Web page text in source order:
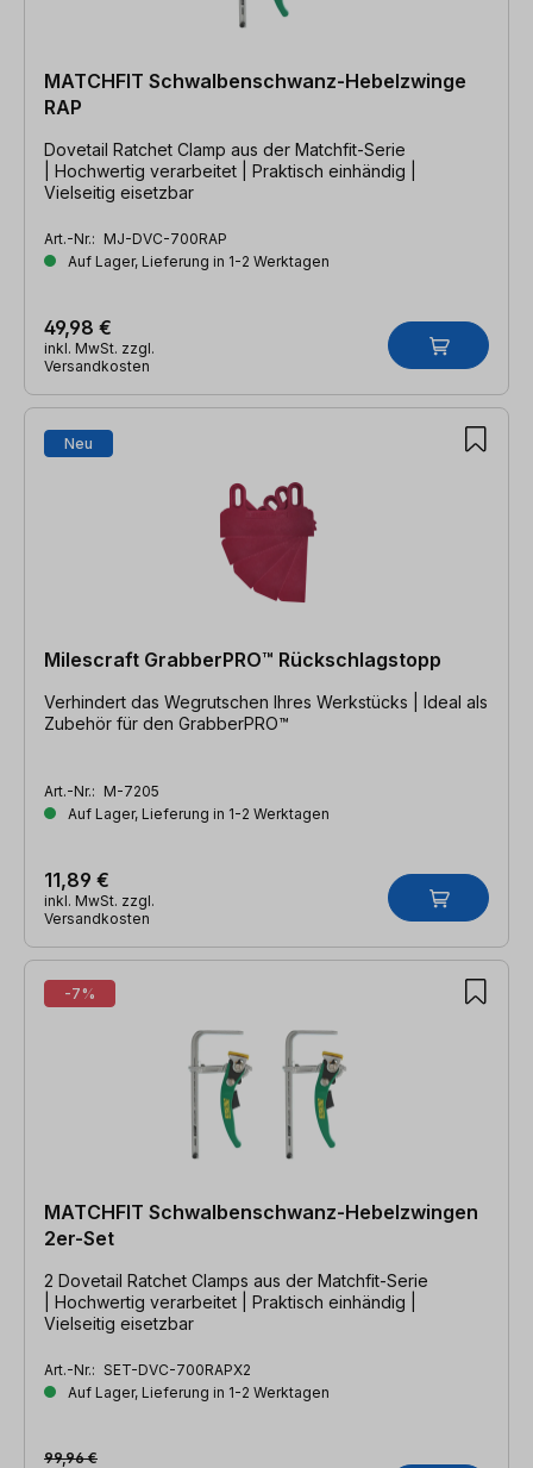
MATCHFIT Schwalbenschwanz-Hebelzwinge
RAP
Dovetail Ratchet Clamp aus der Matchfit-Serie
| Hochwertig verarbeitet | Praktisch einhändig |
Vielseitig eisetzbar
Art.-Nr.: MJ-DVC-700RAP
Auf Lager, Lieferung in 1-2 Werktagen
49,98 €
inkl. MwSt. zzgl.
Versandkosten
Neu
Milescraft GrabberPRO™ Rückschlagstopp
Verhindert das Wegrutschen Ihres Werkstücks | Ideal als
Zubehör für den GrabberPRO™
Art.-Nr.: M-7205
Auf Lager, Lieferung in 1-2 Werktagen
11,89 €
inkl. MwSt. zzgl.
Versandkosten
-7%
MATCHFIT Schwalbenschwanz-Hebelzwingen
2er-Set
2 Dovetail Ratchet Clamps aus der Matchfit-Serie
| Hochwertig verarbeitet | Praktisch einhändig |
Vielseitig eisetzbar
Art.-Nr.: SET-DVC-700RAPX2
Auf Lager, Lieferung in 1-2 Werktagen
99,96 €